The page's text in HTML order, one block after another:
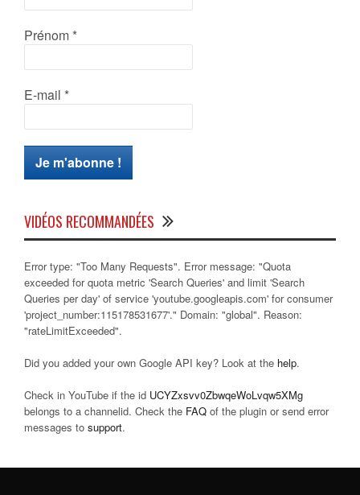
Prénom *
E-mail *
VIDÉOS RECOMMANDÉES
Error type: "Too Many Requests". Error message: "Quota
exceeded for quota metric 'Search Queries' and limit 'Search
Queries per day' of service 'youtube.googleapis.com' for consumer
'project_number:115178531677'." Domain: "global". Reason:
"rateLimitExceeded".
Did you added your own Google API key? Look at the help.
Check in YouTube if the id UCYZxsvv0ZbwqeWoLvqw5XMg
belongs to a channelid. Check the FAQ of the plugin or send error
messages to support.